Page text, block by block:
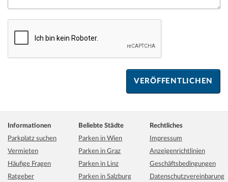
Informationen
Parkplatz suchen
Vermieten
Häufige Fragen
Ratgeber
Beliebte Städte
Parken in Wien
Parken in Graz
Parken in Linz
Parken in Salzburg
Rechtliches
Impressum
Anzeigenrichtlinien
Geschäftsbedingungen
Datenschutzvereinbarung